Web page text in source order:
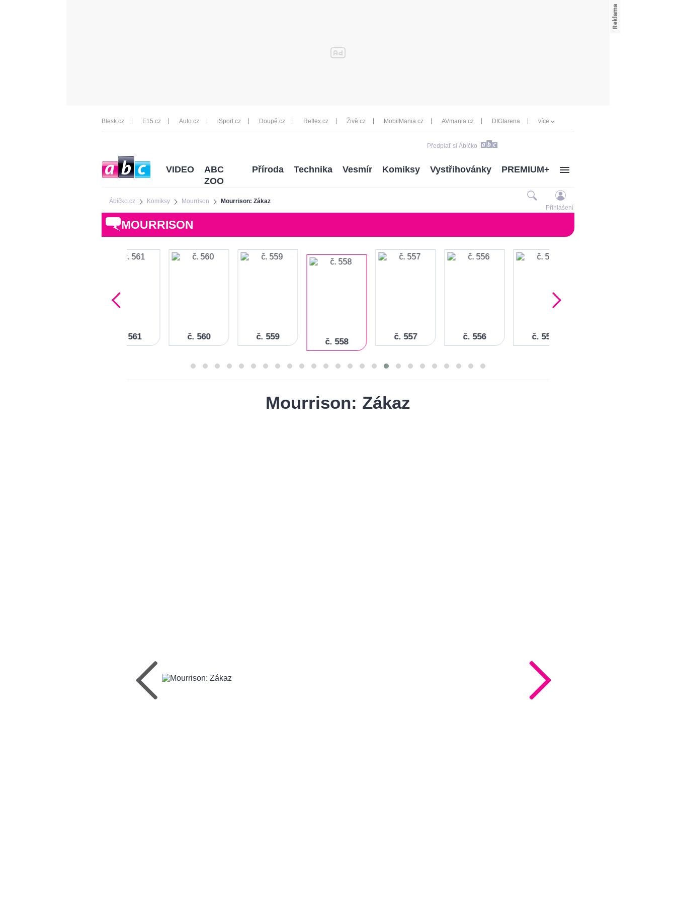
Blesk.cz E15.cz Auto.cz iSport.cz Doupě.cz Reflex.cz Živě.cz MobilMania.cz AVmania.cz DIGIarena více
Předplať si Ábíčko
Ábíčko.cz Komiksy Mourrison Mourrison: Zákaz
VIDEO
ABC
ZOO
Příroda Technika Vesmír Komiksy Vystřihovánky PREMIUM+
Přihlášení
MOURRISON
č. 561 č. 560 č. 559
č. 558
č. 557 č. 556 č. 555
Mourrison: Zákaz